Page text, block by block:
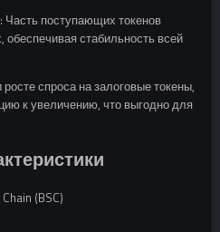
поступающих токенов
обеспечивая стабильность всей
спроса на залоговые токены,
к увеличению, что выгодно для
(BSC)